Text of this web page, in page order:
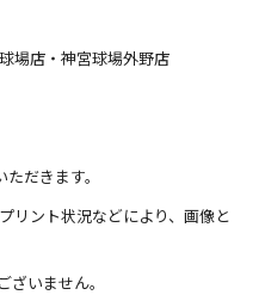
場店・神宮球場外野店
だきます。
リント状況などにより、画像と
いません。